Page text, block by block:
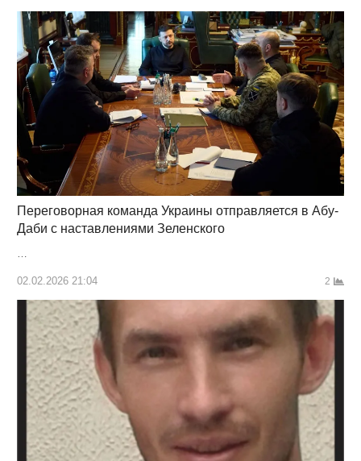
Переговорная команда Украины отправляется в Абу-
Даби с наставлениями Зеленского
02.02.2026 21:04 2